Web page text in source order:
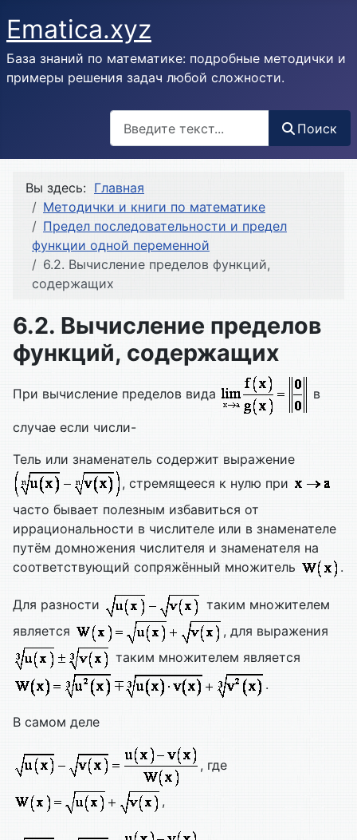
Ematica.xyz
База знаний по математике: подробные методички и
примеры решения задач любой сложности.
Поиск
Вы здесь: Главная
Методички и книги по математике
Предел последовательности и предел
функции одной переменной
6.2. Вычисление пределов функций,
содержащих
6.2. Вычисление пределов
функций, содержащих
При вычисление пределов вида в
случае если числи-
Тель или знаменатель содержит выражение
, стремящееся к нулю при
часто бывает полезным избавиться от
иррациональности в числителе или в знаменателе
путём домножения числителя и знаменателя на
соответствующий сопряжённый множитель
.
Для разности
таким множителем
является
, для выражения
таким множителем является
.
В самом деле
, где
,